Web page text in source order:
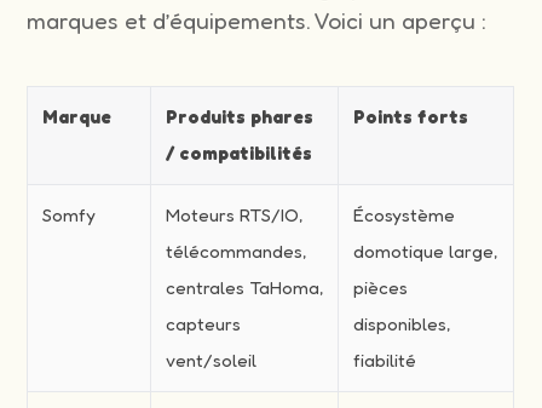
marques et d’équipements. Voici un aperçu :
Marque
Produits phares
/ compatibilités
Points forts
Somfy
Moteurs RTS/IO,
télécommandes,
centrales TaHoma,
capteurs
vent/soleil
Écosystème
domotique large,
pièces
disponibles,
fiabilité